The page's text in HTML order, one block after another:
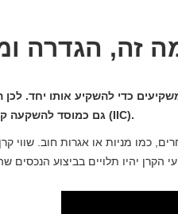
זה, הגדרה
כדי להשקיע אותו יחד. לכן
גם כמוסד להשקעה קולקטיבית (IIC).
כמו מניות או אגרות חוב. שווי